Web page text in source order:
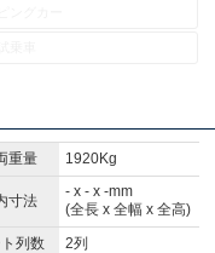
重量 1920Kg
寸法
- x - x -mm
(全長 x 全幅 x 全高)
列数
2列